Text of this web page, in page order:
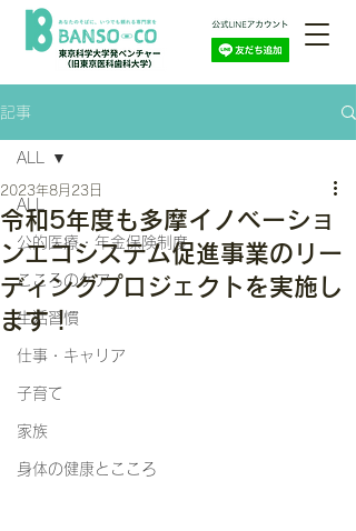
記事
ALL
公的医療・年金保険制度
こころのケア
生活習慣
仕事・キャリア
子育て
家族
身体の健康とこころ
ALL
令和5年度も多摩イノベーショ
ンエコシステム促進事業のリー
ディングプロジェクトを実施し
ます！
2023年8月23日